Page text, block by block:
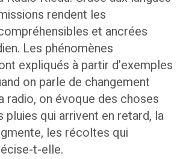
rendent les
et ancrées
Les phénomènes
expliqués à partir d’exemples
on parle de changement
radio, on évoque des choses
pluies qui arrivent en retard, la
les récoltes qui
t-elle.